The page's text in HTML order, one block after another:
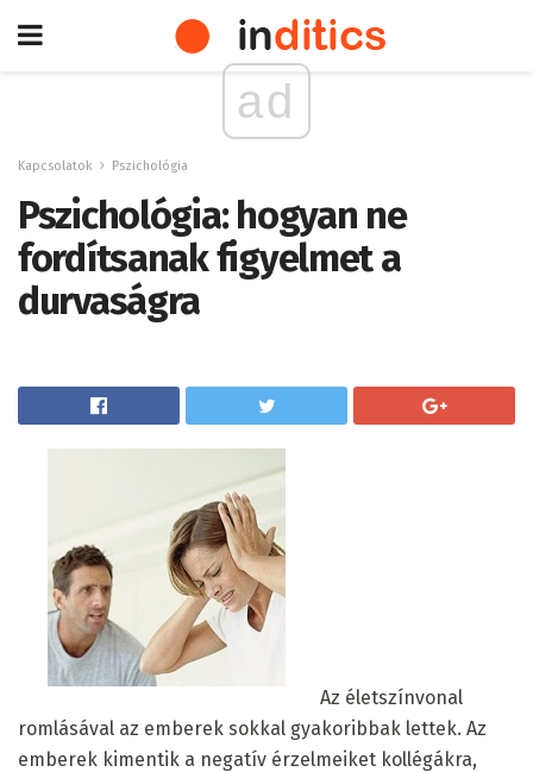
ad
Kapcsolatok Pszichológia
Pszichológia: hogyan ne
fordítsanak figyelmet a
durvaságra
Az életszínvonal
romlásával az emberek sokkal gyakoribbak lettek. Az
emberek kimentik a negatív érzelmeiket kollégákra,